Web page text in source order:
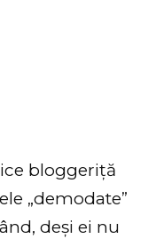
bloggeriță
„demodate”
deși ei nu